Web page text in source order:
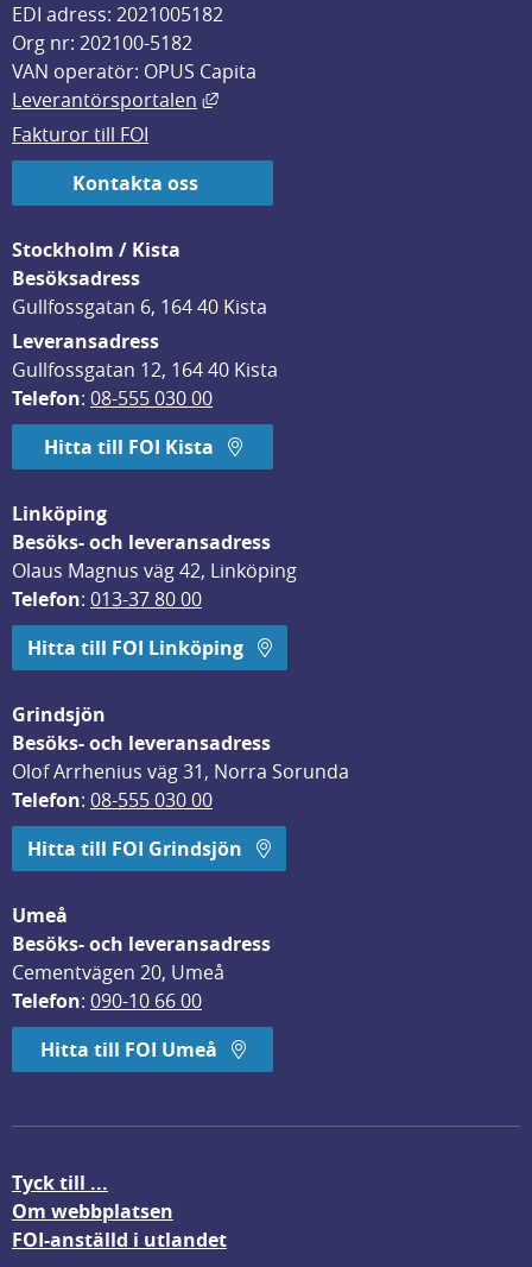
EDI adress: 2021005182
Org nr: 202100-5182
VAN operatör: OPUS Capita
Leverantörsportalen
Länk till annan webbplats, öppnas
Fakturor till FOI
Kontakta oss
Stockholm / Kista
Besöksadress
Gullfossgatan 6, 164 40 Kista
Leveransadress
Gullfossgatan 12, 164 40 Kista
Telefon: 08-555 030 00
Hitta till FOI Kista
Linköping
Besöks- och leveransadress
Olaus Magnus väg 42, Linköping
Telefon: 013-37 80 00
Hitta till FOI Linköping
Grindsjön
Besöks- och leveransadress
Olof Arrhenius väg 31, Norra Sorunda
Telefon: 08-555 030 00
Hitta till FOI Grindsjön
Umeå
Besöks- och leveransadress
Cementvägen 20, Umeå
Telefon: 090-10 66 00
Hitta till FOI Umeå
Tyck till ...
Om webbplatsen
FOI-anställd i utlandet